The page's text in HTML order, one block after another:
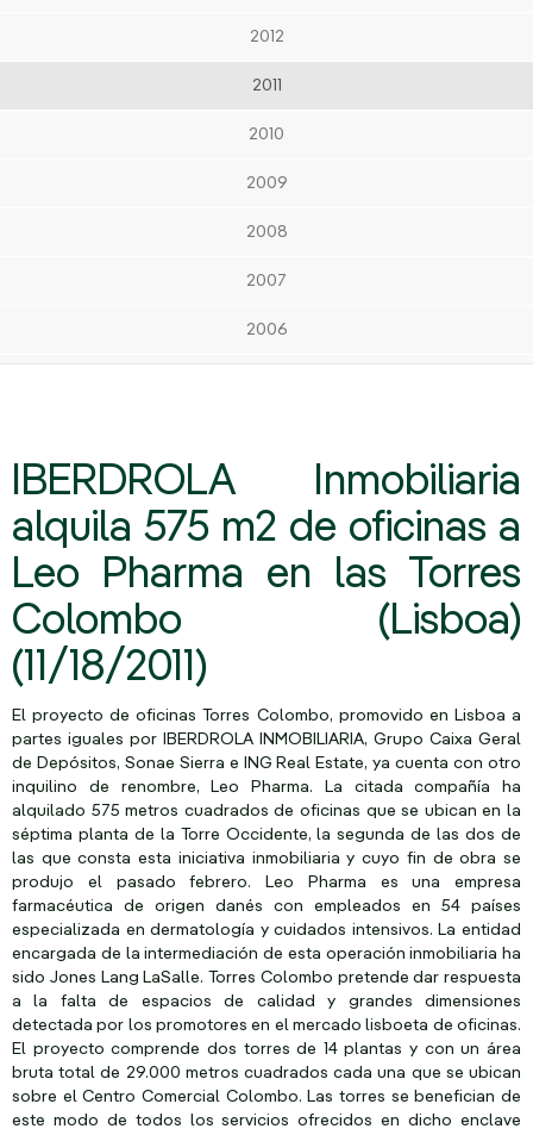
2012
2011
2010
2009
2008
2007
2006
IBERDROLA Inmobiliaria
alquila 575 m2 de oficinas a
Leo Pharma en las Torres
Colombo (Lisboa)
(11/18/2011)
El proyecto de oficinas Torres Colombo, promovido en Lisboa a
partes iguales por IBERDROLA INMOBILIARIA, Grupo Caixa Geral
de Depósitos, Sonae Sierra e ING Real Estate, ya cuenta con otro
inquilino de renombre, Leo Pharma. La citada compañía ha
alquilado 575 metros cuadrados de oficinas que se ubican en la
séptima planta de la Torre Occidente, la segunda de las dos de
las que consta esta iniciativa inmobiliaria y cuyo fin de obra se
produjo el pasado febrero. Leo Pharma es una empresa
farmacéutica de origen danés con empleados en 54 países
especializada en dermatología y cuidados intensivos. La entidad
encargada de la intermediación de esta operación inmobiliaria ha
sido Jones Lang LaSalle. Torres Colombo pretende dar respuesta
a la falta de espacios de calidad y grandes dimensiones
detectada por los promotores en el mercado lisboeta de oficinas.
El proyecto comprende dos torres de 14 plantas y con un área
bruta total de 29.000 metros cuadrados cada una que se ubican
sobre el Centro Comercial Colombo. Las torres se benefician de
este modo de todos los servicios ofrecidos en dicho enclave